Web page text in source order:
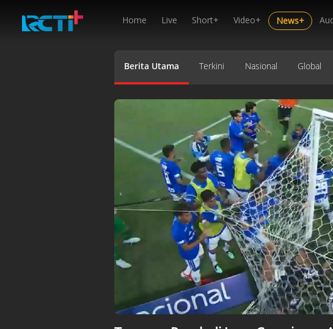
Home Live Short+ Video+ News+
Berita Utama Terkini Nasional Global